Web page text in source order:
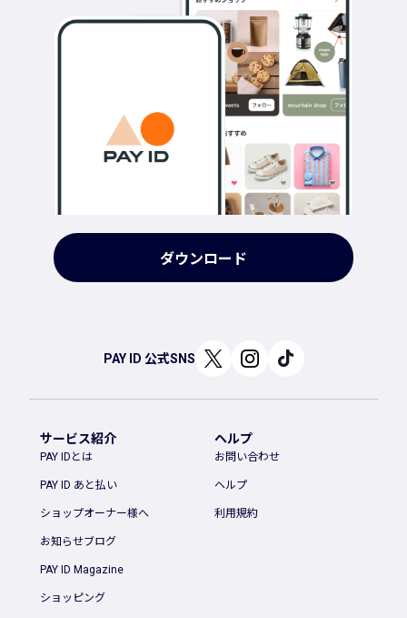
ダウンロード
PAY ID 公式SNS
サービス紹介
PAY IDとは
PAY ID あと払い
ショップオーナー様へ
お知らせブログ
PAY ID Magazine
ショッピング
ヘルプ
お問い合わせ
ヘルプ
利用規約